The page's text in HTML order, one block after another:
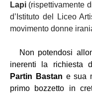
Lapi (rispettivamente
d’Istituto del Liceo
movimento donne
Non potendosi
inerenti la richiesta
Partin Bastan e sua
primo bozzetto in